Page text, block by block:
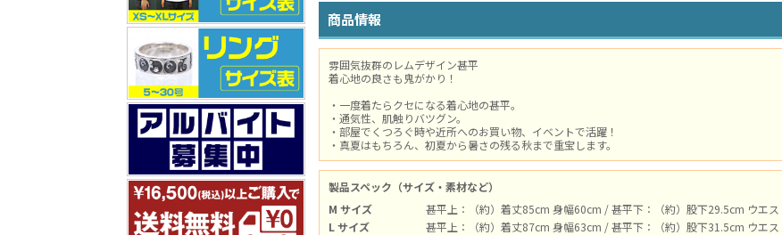
商品情報
雰囲気抜群のレムデザイン甚平
着心地の良さも鬼がかり！
・一度着たらクセになる着心地の甚平。
・通気性、肌触りバツグン。
・部屋でくつろぐ時や近所へのお買い物、イベントで活躍！
・真夏はもちろん、初夏から暑さの残る秋まで重宝します。
製品スペック（サイズ・素材など）
M サイズ
甚平上：（約）着丈85cm 身幅60cm / 甚平下：（約）股下29.5cm ウエ
L サイズ
甚平上：（約）着丈87cm 身幅63cm / 甚平下：（約）股下31.5cm ウエ